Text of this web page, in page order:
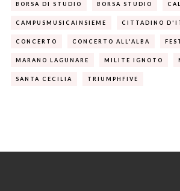
BORSA DI STUDIO BORSA STUDIO
CAMPUSMUSICAINSIEME CITTADINO
CONCERTO CONCERTO ALL'ALBA
MARANO LAGUNARE MILITE IGNOTO
SANTA CECILIA TRIUMPHFIVE